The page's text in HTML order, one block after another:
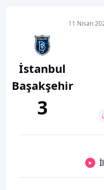
İstanbul
Başakşehir
3
11 Nisan